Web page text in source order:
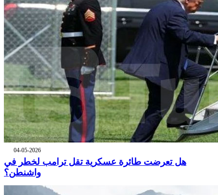
04-05-2026
هل تعرضت طائرة عسكرية تقل ترامب لخطر في
واشنطن؟